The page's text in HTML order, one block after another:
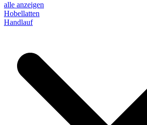
alle anzeigen
Hobellatten
Handlauf